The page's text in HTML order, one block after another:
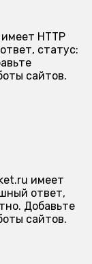
HTTP
статус:
сайтов.
имеет
ответ,
Добавьте
сайтов.